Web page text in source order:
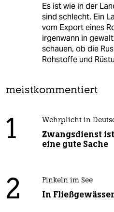
Es ist wie in der
sind schlecht. Ein
vom Export eines
irgenwann in
schauen, ob die
Rohstoffe und
meistkommentiert
1 Wehrplicht in
Zwangsdienst
eine gute Sache
2 Pinkeln im See
In